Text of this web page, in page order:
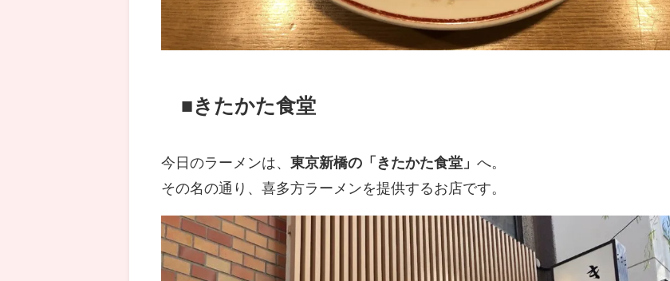
■きたかた食堂
今日のラーメンは、東京新橋の「きたかた食堂」へ。
その名の通り、喜多方ラーメンを提供するお店です。